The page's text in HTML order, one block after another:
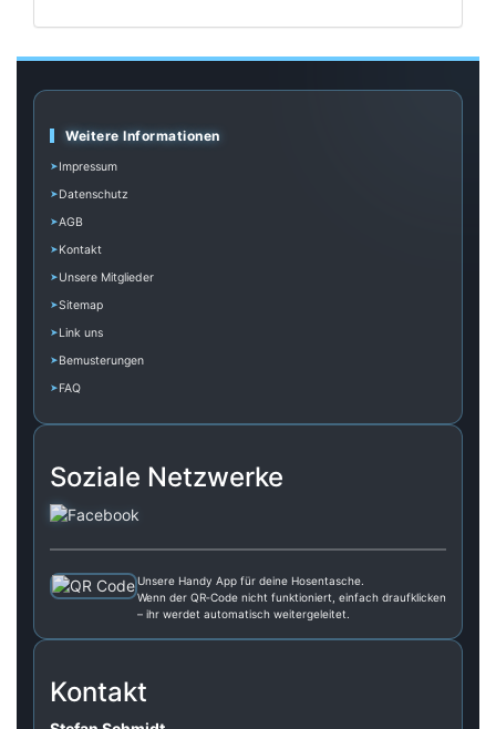
Weitere Informationen
Impressum
Datenschutz
AGB
Kontakt
Unsere Mitglieder
Sitemap
Link uns
Bemusterungen
FAQ
Soziale Netzwerke
Unsere Handy App für deine Hosentasche.
Wenn der QR‑Code nicht funktioniert, einfach draufklicken
– ihr werdet automatisch weitergeleitet.
Kontakt